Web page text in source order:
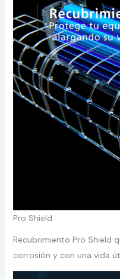
Pro Shield
Recubrimiento Pro Shield
corrosión y con una vida